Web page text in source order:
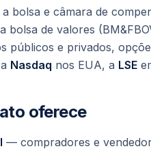
a bolsa e câmara de
bolsa de valores
públicos e privados,
Nasdaq nos EUA, a LSE
oferece
— compradores e